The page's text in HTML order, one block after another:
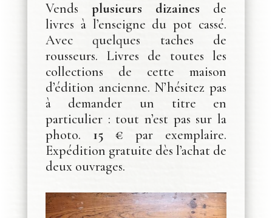
Vends plusieurs dizaines de
livres à l’enseigne du pot cassé.
Avec quelques taches de
rousseurs. Livres de toutes les
collections de cette maison
d’édition ancienne. N’hésitez pas
à demander un titre en
particulier : tout n’est pas sur la
photo. 15 € par exemplaire.
Expédition gratuite dès l’achat de
deux ouvrages.